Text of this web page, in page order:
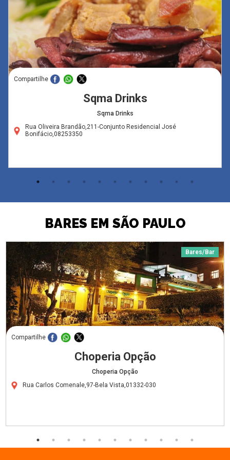
Compartilhe
Sqma Drinks
Sqma Drinks
Rua Oliveira Brandão,211-Conjunto Residencial José
Bonifácio,08253350
BARES EM SÃO PAULO
Bares/Bar
Compartilhe
Choperia Opção
Choperia Opção
Rua Carlos Comenale,97-Bela Vista,01332-030